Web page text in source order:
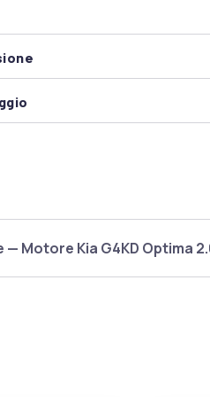
Motore Kia G4KD Optima